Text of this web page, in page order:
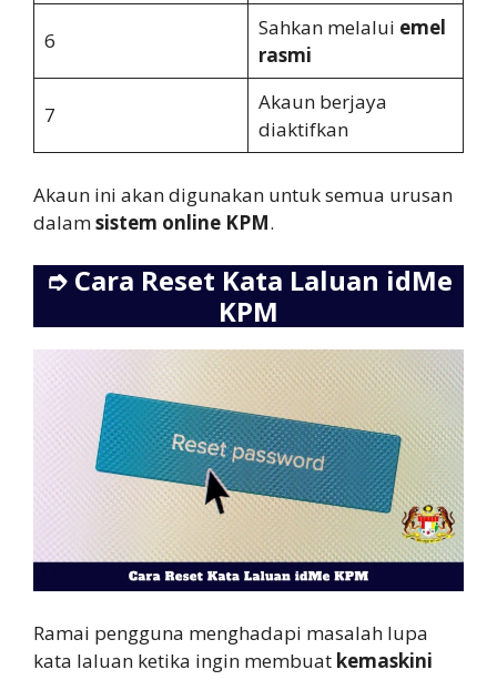
6
Sahkan melalui emel
rasmi
7
Akaun berjaya
diaktifkan
Akaun ini akan digunakan untuk semua urusan
dalamsistem online KPM.
➮ Cara Reset Kata Laluan idMe
KPM
Ramai pengguna menghadapi masalah lupa
kata laluan ketika ingin membuat kemaskini